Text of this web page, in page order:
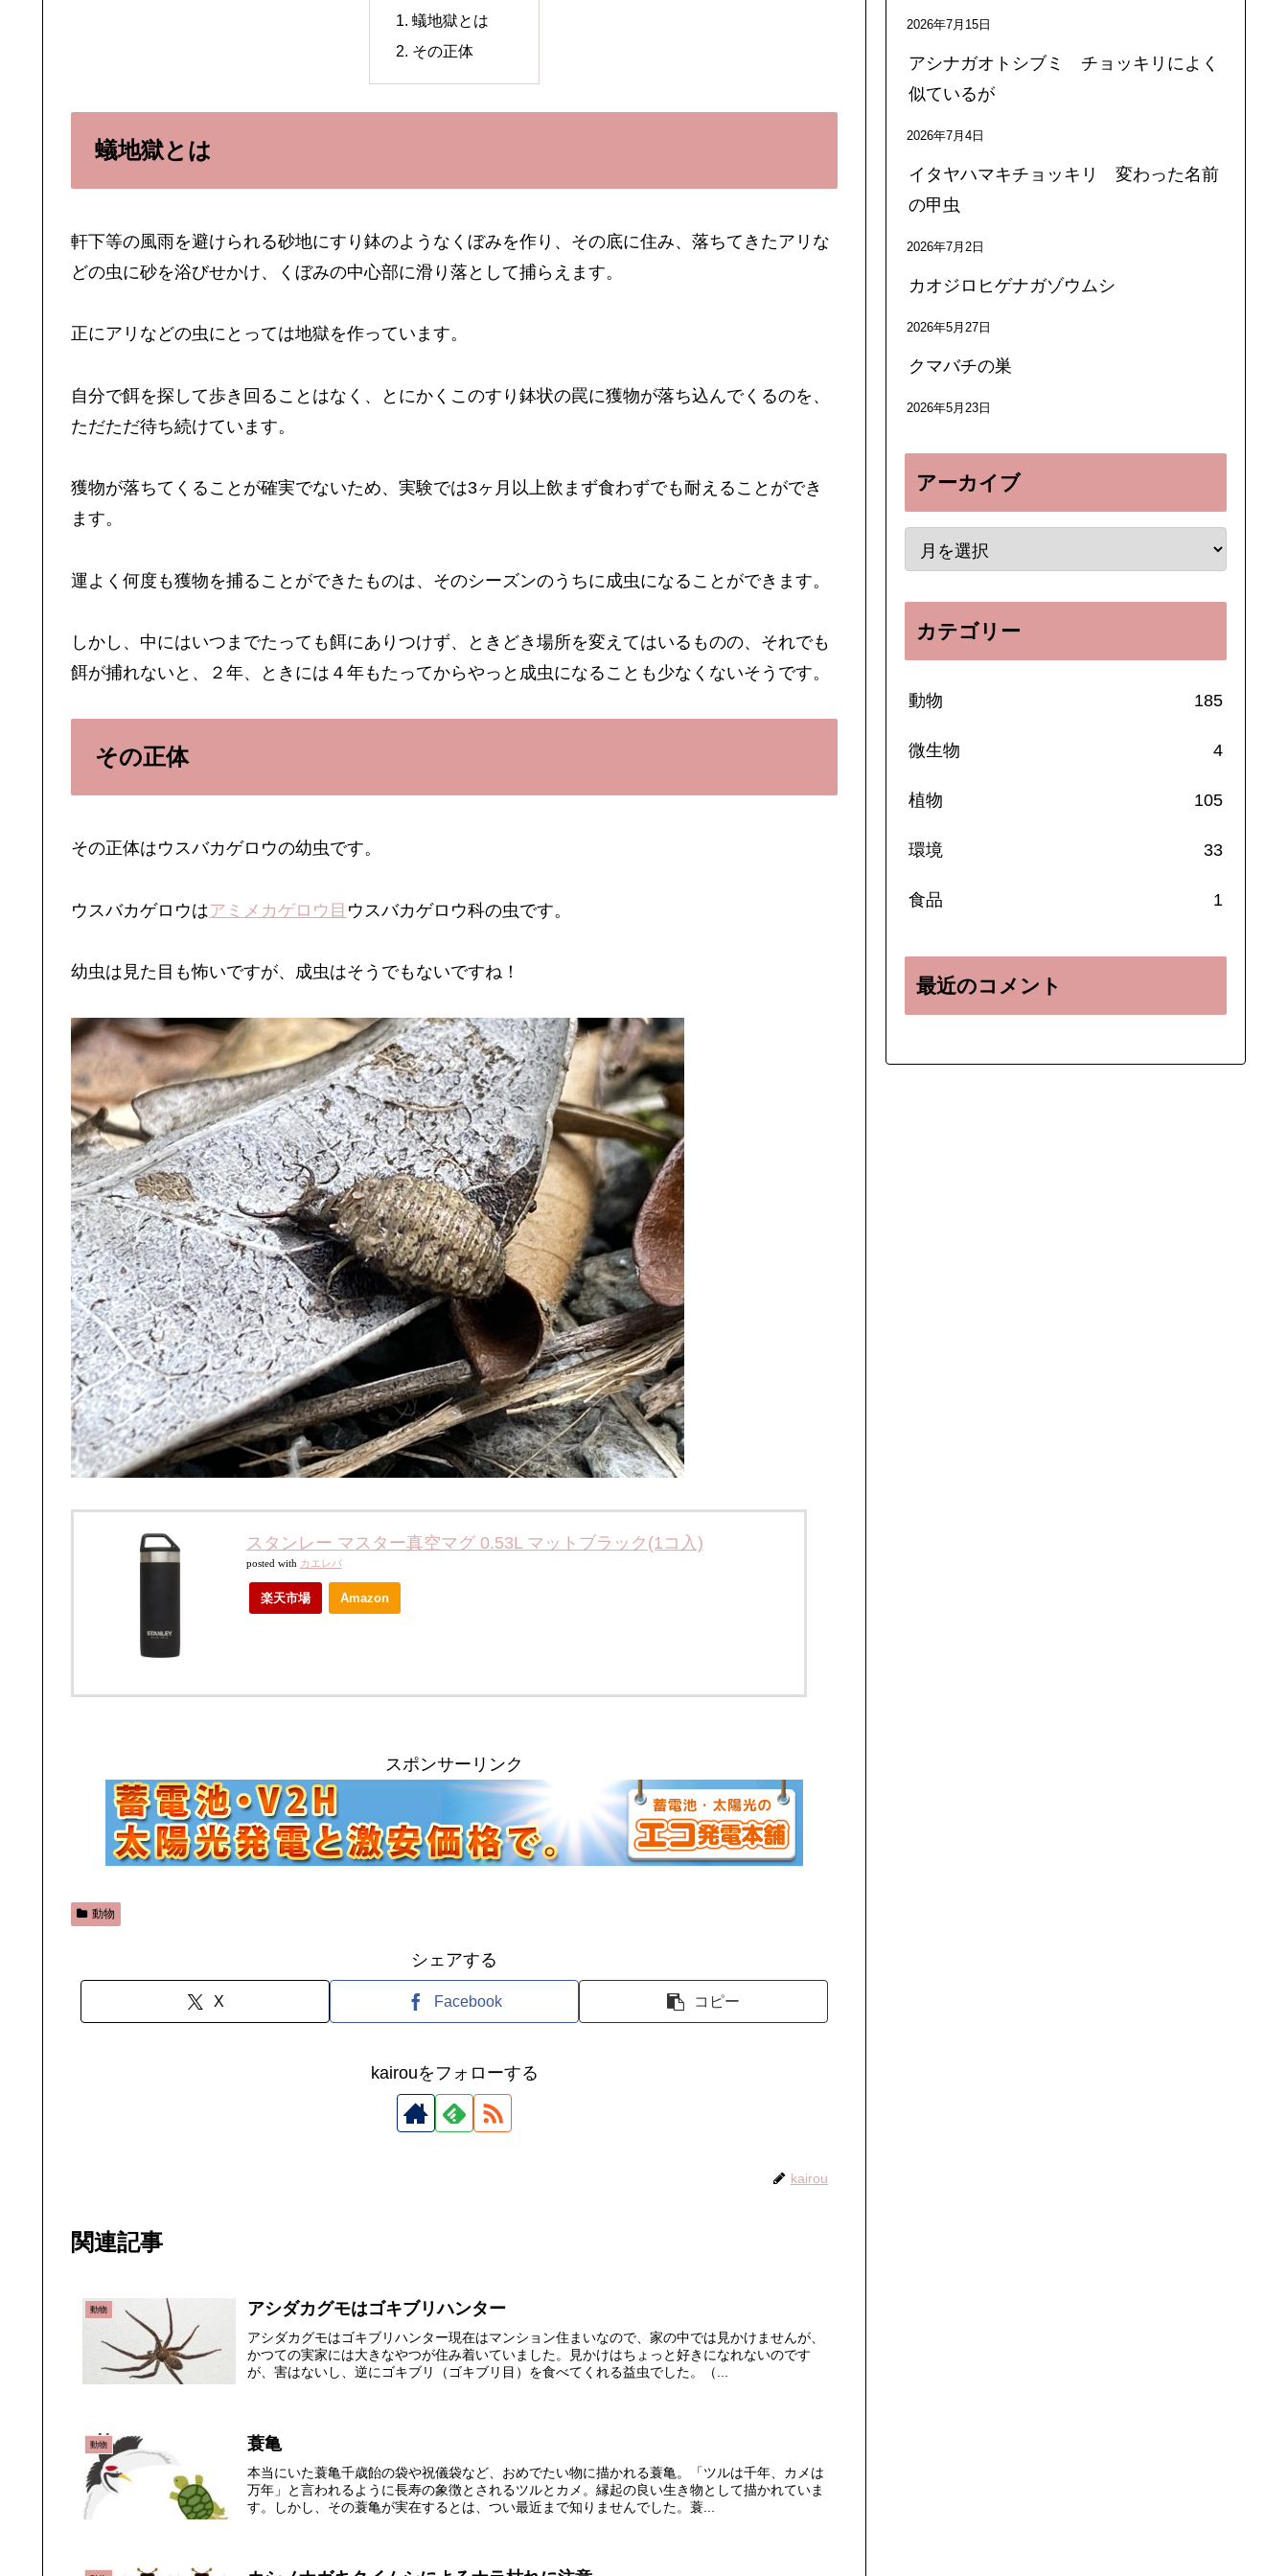
蟻地獄とは
その正体
蟻地獄とは
軒下等の風雨を避けられる砂地にすり鉢のようなくぼみを作り、その底に住み、落ちてきたアリな
どの虫に砂を浴びせかけ、くぼみの中心部に滑り落として捕らえます。
正にアリなどの虫にとっては地獄を作っています。
自分で餌を探して歩き回ることはなく、とにかくこのすり鉢状の罠に獲物が落ち込んでくるのを、
ただただ待ち続けています。
獲物が落ちてくることが確実でないため、実験では3ヶ月以上飲まず食わずでも耐えることができ
ます。
運よく何度も獲物を捕ることができたものは、そのシーズンのうちに成虫になることができます。
しかし、中にはいつまでたっても餌にありつけず、ときどき場所を変えてはいるものの、それでも
餌が捕れないと、２年、ときには４年もたってからやっと成虫になることも少なくないそうです。
その正体
その正体はウスバカゲロウの幼虫です。
ウスバカゲロウはアミメカゲロウ目 ウスバカゲロウ科の虫です。
幼虫は見た目も怖いですが、成虫はそうでもないですね！
スタンレー マスター真空マグ 0.53L マットブラック(1コ入)
posted with カエレバ
楽天市場 Amazon
スポンサーリンク
動物
シェアする
X Facebook コピー
kairouをフォローする
kairou
関連記事
動物 アシダカグモはゴキブリハンター
アシダカグモはゴキブリハンター現在はマンション住まいなので、家の中では見かけませんが、
かつての実家には大きなやつが住み着いていました。見かけはちょっと好きになれないのです
が、害はないし、逆にゴキブリ（ゴキブリ目）を食べてくれる益虫でした。（...
動物 蓑亀
本当にいた蓑亀千歳飴の袋や祝儀袋など、おめでたい物に描かれる蓑亀。「ツルは千年、カメは
万年」と言われるように長寿の象徴とされるツルとカメ。縁起の良い生き物として描かれていま
す。しかし、その蓑亀が実在するとは、つい最近まで知りませんでした。蓑...
2026年7月15日
アシナガオトシブミ チョッキリによく
似ているが
2026年7月4日
イタヤハマキチョッキリ 変わった名前
の甲虫
2026年7月2日
カオジロヒゲナガゾウムシ
2026年5月27日
クマバチの巣
2026年5月23日
アーカイブ
カテゴリー
動物 185
微生物 4
植物 105
環境 33
食品 1
最近のコメント